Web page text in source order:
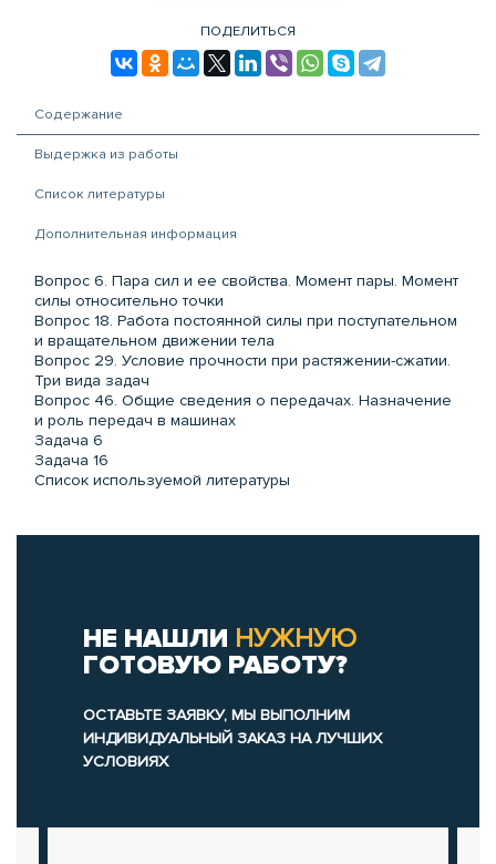
ПОДЕЛИТЬСЯ
Содержание
Выдержка из работы
Список литературы
Дополнительная информация
Вопрос 6. Пара сил и ее свойства. Момент пары. Момент
силы относительно точки
Вопрос 18. Работа постоянной силы при поступательном
и вращательном движении тела
Вопрос 29. Условие прочности при растяжении-сжатии.
Три вида задач
Вопрос 46. Общие сведения о передачах. Назначение
и роль передач в машинах
Задача 6
Задача 16
Список используемой литературы
НЕ НАШЛИ НУЖНУЮ
ГОТОВУЮ РАБОТУ?
ОСТАВЬТЕ ЗАЯВКУ, МЫ ВЫПОЛНИМ
ИНДИВИДУАЛЬНЫЙ ЗАКАЗ НА ЛУЧШИХ
УСЛОВИЯХ